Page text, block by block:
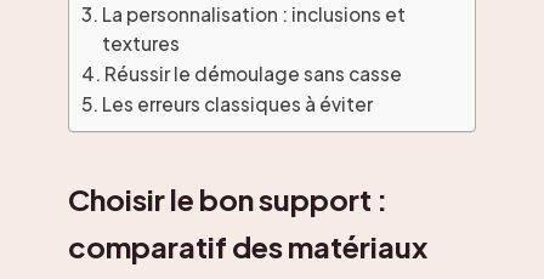
La personnalisation : inclusions et
textures
Réussir le démoulage sans casse
Les erreurs classiques à éviter
Choisir le bon support :
comparatif des matériaux